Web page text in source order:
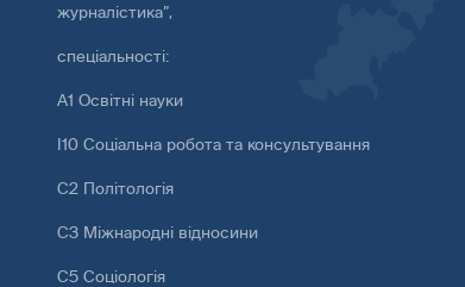
журналістика”,
спеціальності:
А1 Освітні науки
І10 Соціальна робота та консультування
С2 Політологія
С3 Міжнародні відносини
С5 Соціологія